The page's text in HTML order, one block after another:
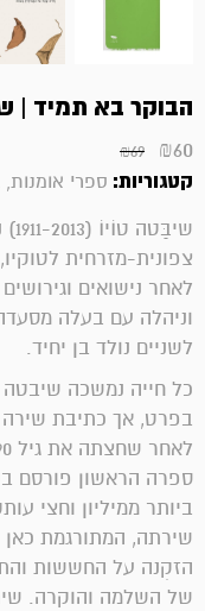
הבוקר בא תמיד |
₪69 ₪60
קטגוריות: ספרי אומנות,
צפונית-מזרחית
לאחר נישואים
וניהלה עם בעלה
לשניים נולד בן יחיד.
כל חייה נמשכה
בפרט, אך כתיבת
לאחר שחצתה את גיל 90 .
ביותר ממיליון וחצי
שירתה, המתורגמת
הזקִנה על החששות
של השלמה והוקרה.